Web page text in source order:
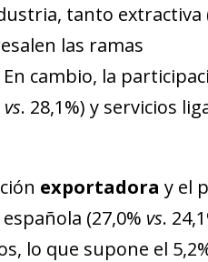
tanto extractiva
las ramas
cambio, la
vs. 28,1%) y servicios
exportadora y el
(27,0% vs.
lo que supone el